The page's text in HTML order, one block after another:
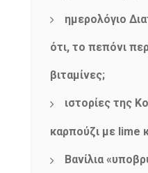
ημερολόγιο
ότι, το πεπόνι
βιταμίνες;
ιστορίες της
καρπούζι με lime
Βανίλια
y